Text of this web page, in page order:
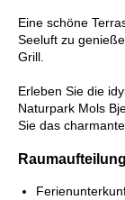
Eine schöne
Seeluft zu
Grill.
Erleben Sie die
Naturpark Mols
Sie das
Raumaufteilung